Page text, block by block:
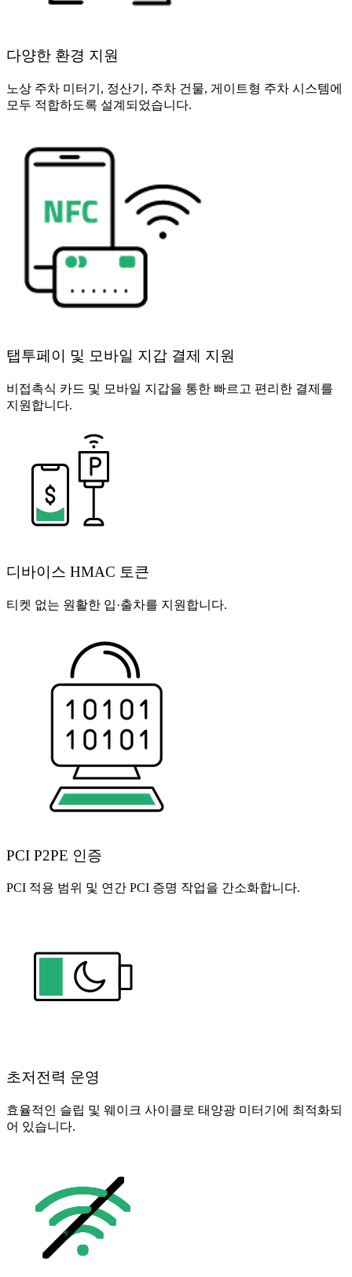
다양한 환경 지원
노상 주차 미터기, 정산기, 주차 건물, 게이트형 주차 시스템에
모두 적합하도록 설계되었습니다.
탭투페이 및 모바일 지갑 결제 지원
비접촉식 카드 및 모바일 지갑을 통한 빠르고 편리한 결제를
지원합니다.
디바이스 HMAC 토큰
티켓 없는 원활한 입·출차를 지원합니다.
PCI P2PE 인증
PCI 적용 범위 및 연간 PCI 증명 작업을 간소화합니다.
초저전력 운영
효율적인 슬립 및 웨이크 사이클로 태양광 미터기에 최적화되
어 있습니다.